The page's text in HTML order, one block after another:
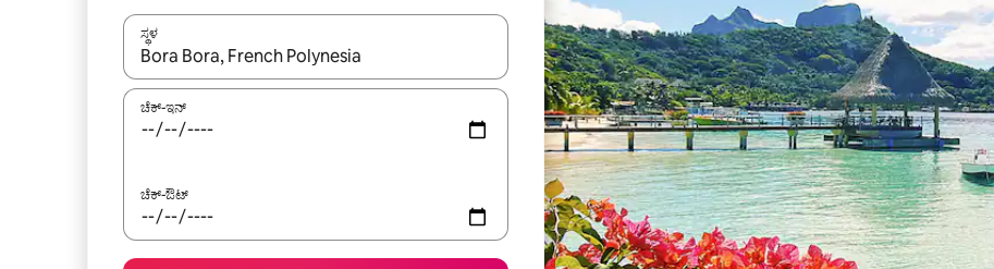
ಸ್ಥಳ
ಫಲಿತಾಂಶಗಳು ಲಭ್ಯವಿರುವಾಗ, ಅಪ್ ಮತ್ತು ಡೌನ್ ಬಾಣದ ಕೀಲಿಗಳೊಂದಿಗೆ ನ್ಯಾವಿಗೇಟ್ ಮಾಡಿ ಅಥವಾ ಸ್ಪರ್ಶ ಅಥವಾ ಸ್ವೈಪ್ ಗೆಸ್ಚರ್‌ಗಳ ಮೂಲಕ ಅನ್ವೇಷಿಸಿ.
ಚೆಕ್-ಇನ್
ಚೆಕ್-ಔಟ್